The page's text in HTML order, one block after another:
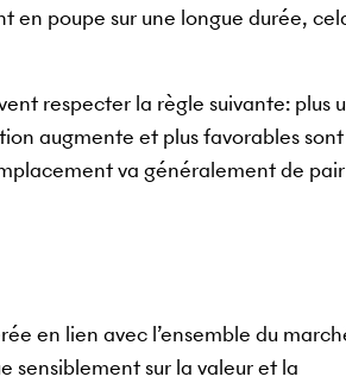
en poupe sur une longue durée,
respecter la règle suivante: plus
augmente et plus favorables
va généralement de
en lien avec l’ensemble du
sensiblement sur la valeur et la